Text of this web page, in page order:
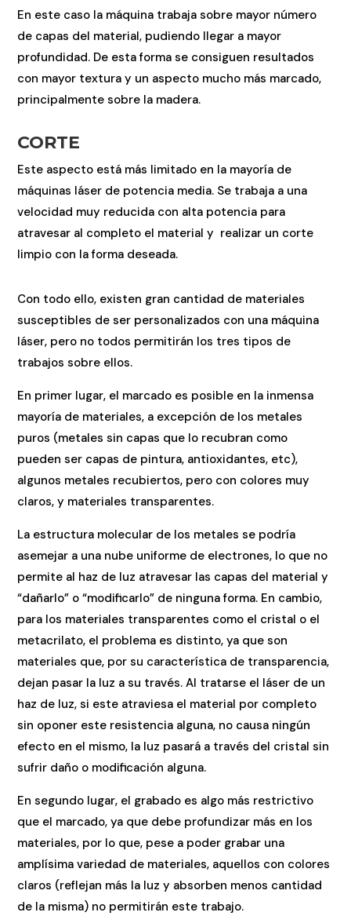
En este caso la máquina trabaja sobre mayor número
de capas del material, pudiendo llegar a mayor
profundidad. De esta forma se consiguen resultados
con mayor textura y un aspecto mucho más marcado,
principalmente sobre la madera.
CORTE
Este aspecto está más limitado en la mayoría de
máquinas láser de potencia media. Se trabaja a una
velocidad muy reducida con alta potencia para
atravesar al completo el material y realizar un corte
limpio con la forma deseada.
Con todo ello, existen gran cantidad de materiales
susceptibles de ser personalizados con una máquina
láser, pero no todos permitirán los tres tipos de
trabajos sobre ellos.
En primer lugar, el marcado es posible en la inmensa
mayoría de materiales, a excepción de los metales
puros (metales sin capas que lo recubran como
pueden ser capas de pintura, antioxidantes, etc),
algunos metales recubiertos, pero con colores muy
claros, y materiales transparentes.
La estructura molecular de los metales se podría
asemejar a una nube uniforme de electrones, lo que no
permite al haz de luz atravesar las capas del material y
“dañarlo” o “modificarlo” de ninguna forma. En cambio,
para los materiales transparentes como el cristal o el
metacrilato, el problema es distinto, ya que son
materiales que, por su característica de transparencia,
dejan pasar la luz a su través. Al tratarse el láser de un
haz de luz, si este atraviesa el material por completo
sin oponer este resistencia alguna, no causa ningún
efecto en el mismo, la luz pasará a través del cristal sin
sufrir daño o modificación alguna.
En segundo lugar, el grabado es algo más restrictivo
que el marcado, ya que debe profundizar más en los
materiales, por lo que, pese a poder grabar una
amplísima variedad de materiales, aquellos con colores
claros (reflejan más la luz y absorben menos cantidad
de la misma) no permitirán este trabajo.